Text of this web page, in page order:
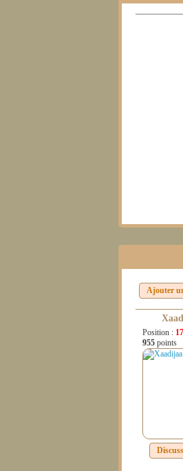
Ajouter
Position :
955 points